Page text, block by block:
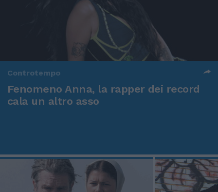
Controtempo
Fenomeno Anna, la rapper dei record
cala un altro asso